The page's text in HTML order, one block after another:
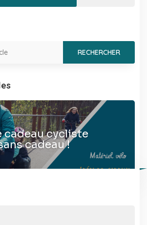
cadeau cycliste
cadeau !